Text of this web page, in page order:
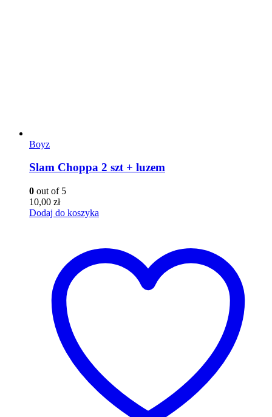
Boyz
Slam Choppa 2 szt + luzem
0 out of 5
10,00 zł
Dodaj do koszyka